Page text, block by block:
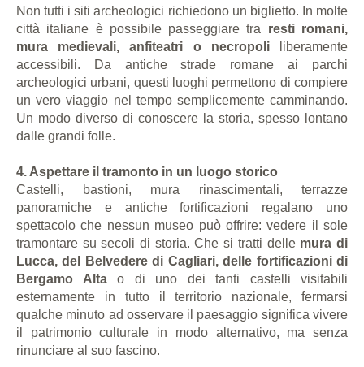
Non tutti i siti archeologici richiedono un biglietto. In molte
città italiane è possibile passeggiare tra resti romani,
mura medievali, anfiteatri o necropoli
liberamente
accessibili. Da antiche strade romane ai parchi
archeologici urbani, questi luoghi permettono di compiere
un vero viaggio nel tempo semplicemente camminando.
Un modo diverso di conoscere la storia, spesso lontano
dalle grandi folle.
4. Aspettare il tramonto in un luogo storico
Castelli, bastioni, mura rinascimentali, terrazze
panoramiche e antiche fortificazioni regalano uno
spettacolo che nessun museo può offrire: vedere il sole
tramontare su secoli di storia. Che si tratti dellemura di
Lucca, del Belvedere di Cagliari, delle fortificazioni di
Bergamo Altao di uno dei tanti castelli visitabili
esternamente in tutto il territorio nazionale, fermarsi
qualche minuto ad osservare il paesaggio significa vivere
il patrimonio culturale in modo alternativo, ma senza
rinunciare al suo fascino.